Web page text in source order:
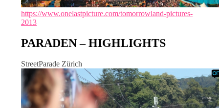
https://www.onelastpicture.com/tomorrowland-pictures-
2013
PARADEN – HIGHLIGHTS
StreetParade Zürich